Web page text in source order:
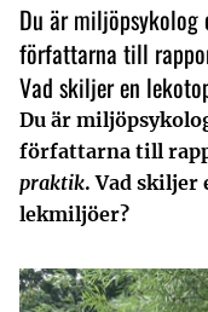
Du är miljöpsykolog
författarna till
Vad skiljer en
Du är
författarna till
praktik. Vad skiljer
lekmiljöer?